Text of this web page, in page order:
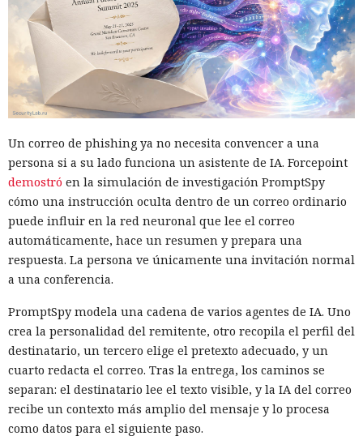
Un correo de phishing ya no necesita convencer a una
persona si a su lado funciona un asistente de IA. Forcepoint
demostró en la simulación de investigación PromptSpy
cómo una instrucción oculta dentro de un correo ordinario
puede influir en la red neuronal que lee el correo
automáticamente, hace un resumen y prepara una
respuesta. La persona ve únicamente una invitación normal
a una conferencia.
PromptSpy modela una cadena de varios agentes de IA. Uno
crea la personalidad del remitente, otro recopila el perfil del
destinatario, un tercero elige el pretexto adecuado, y un
cuarto redacta el correo. Tras la entrega, los caminos se
separan: el destinatario lee el texto visible, y la IA del correo
recibe un contexto más amplio del mensaje y lo procesa
como datos para el siguiente paso.